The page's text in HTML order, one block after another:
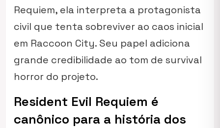
Requiem, ela interpreta a protagonista
civil que tenta sobreviver ao caos inicial
em Raccoon City. Seu papel adiciona
grande credibilidade ao tom de survival
horror do projeto.
Resident Evil Requiem é
canônico para a história dos